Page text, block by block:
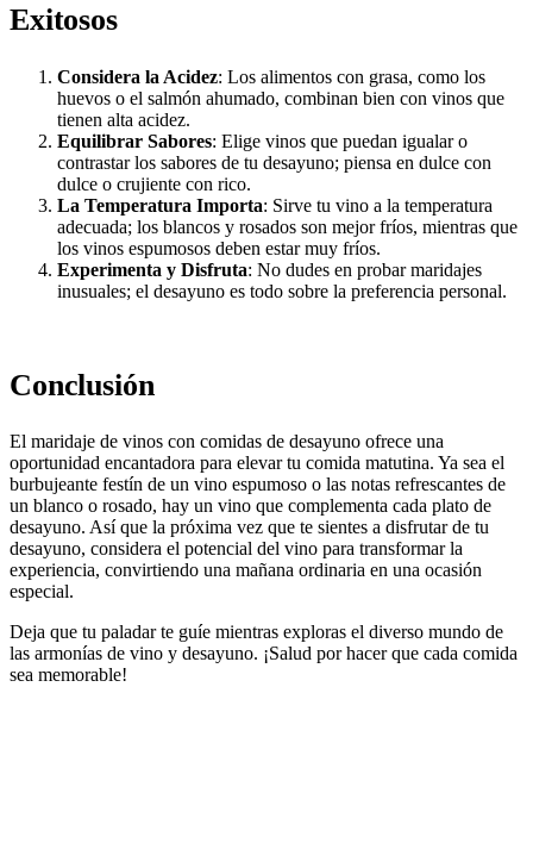
Exitosos
Considera la Acidez: Los alimentos con grasa, como los
huevos o el salmón ahumado, combinan bien con vinos que
tienen alta acidez.
Equilibrar Sabores: Elige vinos que puedan igualar o
contrastar los sabores de tu desayuno; piensa en dulce con
dulce o crujiente con rico.
La Temperatura Importa: Sirve tu vino a la temperatura
adecuada; los blancos y rosados son mejor fríos, mientras que
los vinos espumosos deben estar muy fríos.
Experimenta y Disfruta: No dudes en probar maridajes
inusuales; el desayuno es todo sobre la preferencia personal.
Conclusión
El maridaje de vinos con comidas de desayuno ofrece una
oportunidad encantadora para elevar tu comida matutina. Ya sea el
burbujeante festín de un vino espumoso o las notas refrescantes de
un blanco o rosado, hay un vino que complementa cada plato de
desayuno. Así que la próxima vez que te sientes a disfrutar de tu
desayuno, considera el potencial del vino para transformar la
experiencia, convirtiendo una mañana ordinaria en una ocasión
especial.
Deja que tu paladar te guíe mientras exploras el diverso mundo de
las armonías de vino y desayuno. ¡Salud por hacer que cada comida
sea memorable!